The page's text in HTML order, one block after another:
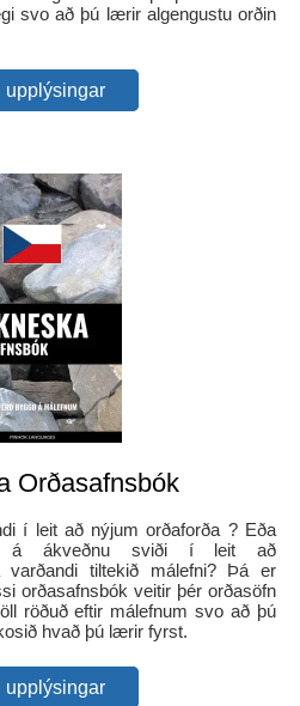
svo að þú lærir algengustu orðin
upplýsingar
Orðasafnsbók
í leit að nýjum orðaforða ? Eða
á ákveðnu sviði í leit að
varðandi tiltekið málefni? Þá er
orðasafnsbók veitir þér orðasöfn
röðuð eftir málefnum svo að þú
hvað þú lærir fyrst.
upplýsingar